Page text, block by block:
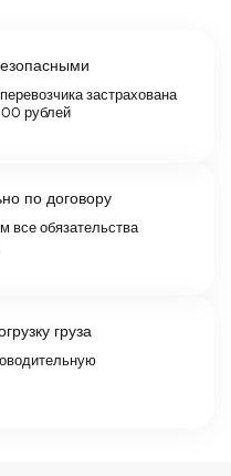
застрахована
рублей
по договору
все обязательства
груза